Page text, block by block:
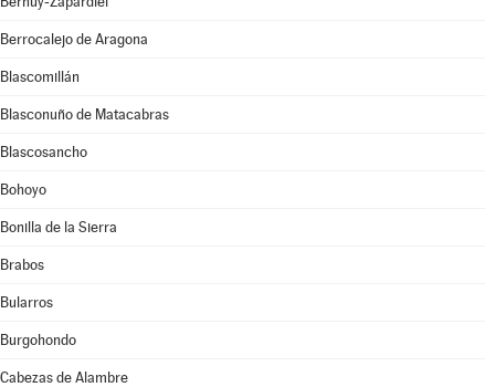
Berrocalejo de Aragona
Blascomillán
Blasconuño de Matacabras
Blascosancho
Bohoyo
Bonilla de la Sierra
Brabos
Bularros
Burgohondo
Cabezas de Alambre